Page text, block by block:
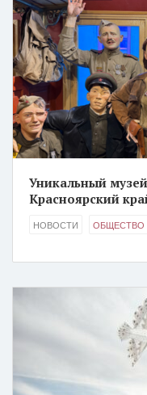
Уникальный
Красноярский
НОВОСТИ ОБЩЕСТВО